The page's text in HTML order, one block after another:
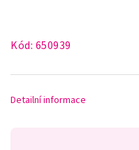
Kód: 650939
Detailní informace